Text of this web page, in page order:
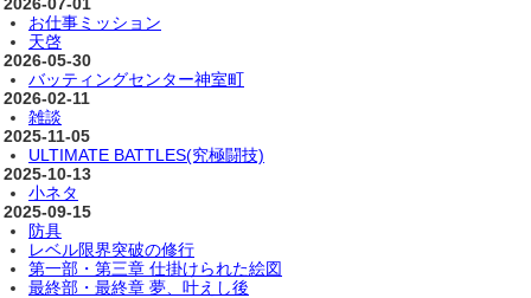
お仕事ミッション
天啓
2026-05-30
バッティングセンター神室町
2026-02-11
雑談
2025-11-05
ULTIMATE BATTLES(究極闘技)
2025-10-13
小ネタ
2025-09-15
防具
レベル限界突破の修行
第一部・第三章 仕掛けられた絵図
最終部・最終章 夢、叶えし後